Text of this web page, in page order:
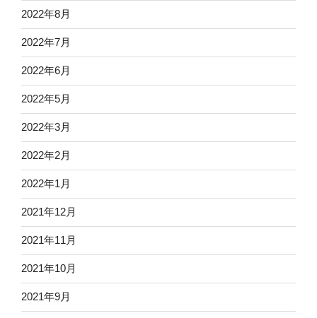
2022年8月
2022年7月
2022年6月
2022年5月
2022年3月
2022年2月
2022年1月
2021年12月
2021年11月
2021年10月
2021年9月